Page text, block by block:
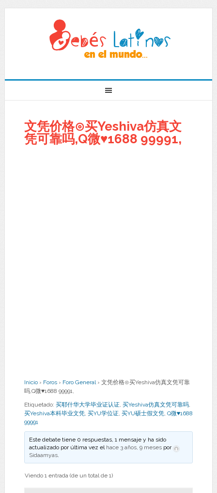
文凭价格⊙买Yeshiva仿真文
凭可靠吗,Q微♥1688 99991,
Inicio › Foros › Foro General › 文凭价格⊙买Yeshiva仿真文凭可靠
吗,Q微♥1688 99991,
Etiquetado: 买耶什华大学毕业证认证, 买Yeshiva仿真文凭可靠吗,
买Yeshiva本科毕业文凭, 买YU学位证, 买YU硕士假文凭, Q微♥1688
99991
Este debate tiene 0 respuestas, 1 mensaje y ha sido
actualizado por última vez el hace 3 años, 9 meses por
Sidaamyas.
Viendo 1 entrada (de un total de 1)